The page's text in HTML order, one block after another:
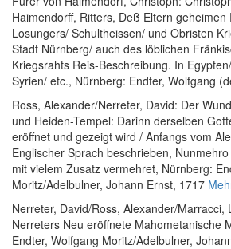
Haimendorff, Ritters, Deß Eltern geheimen
Losungers/ Schultheissen/ und Obristen
Stadt Nürnberg/ auch des löblichen
Kriegsrahts Reis-Beschreibung. In
Syrien/ etc., Nürnberg: Endter, Wolfgang
Ross, Alexander/Nerreter, David: Der
und Heiden-Tempel: Darinn derselben
eröffnet und gezeigt wird / Anfangs vom
Englischer Sprach beschrieben,
mit vielem Zusatz vermehret, Nürnberg:
Moritz/Adelbulner, Johann Ernst, 1717
Nerreter, David/Ross, Alexander/Marracci,
Nerreters Neu eröffnete Mahometanische
Endter, Wolfgang Moritz/Adelbulner,